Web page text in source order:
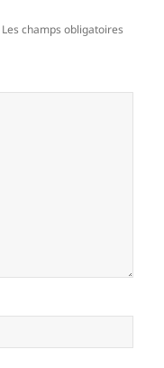
Les champs obligatoires